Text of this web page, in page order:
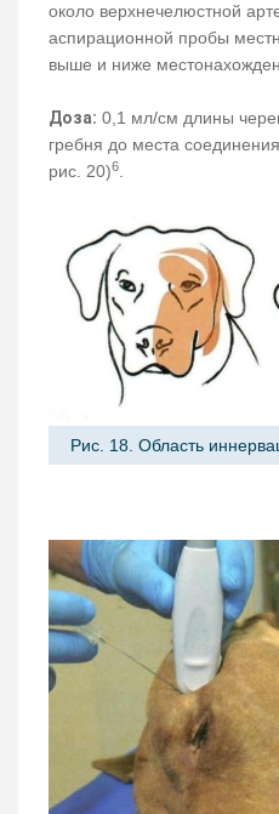
около верхнечелюстной
аспирационной пробы
выше и ниже
Доза: 0,1 мл/см длины
гребня до места
рис. 20)6.
Рис. 18. Область